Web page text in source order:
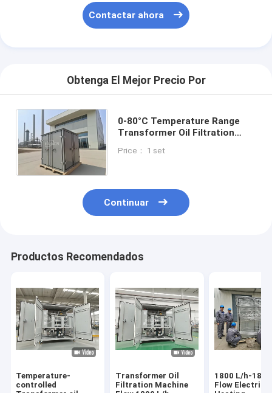
Contactar ahora
Obtenga El Mejor Precio Por
0-80°C Temperature Range
Transformer Oil Filtration
and Impurity Size Control
Price： 1 set
Continuar
Productos Recomendados
Temperature-
controlled
Transformer Oil
Filtration Machine
1800 L/h-
Flow Electric